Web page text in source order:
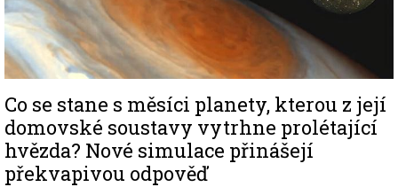
Co se stane s měsíci planety, kterou z její
domovské soustavy vytrhne prolétající
hvězda? Nové simulace přinášejí
překvapivou odpověď